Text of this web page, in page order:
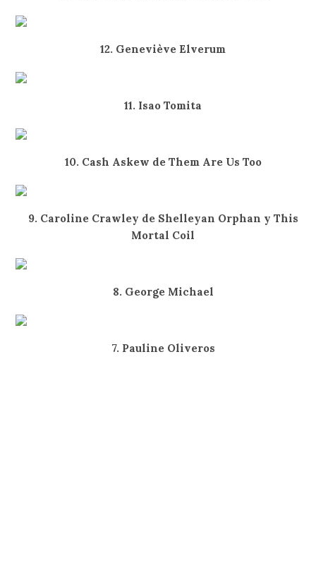
12. Geneviève Elverum
11. Isao Tomita
10. Cash Askew de Them Are Us Too
9. Caroline Crawley de Shelleyan Orphan y This
Mortal Coil
8. George Michael
7. Pauline Oliveros